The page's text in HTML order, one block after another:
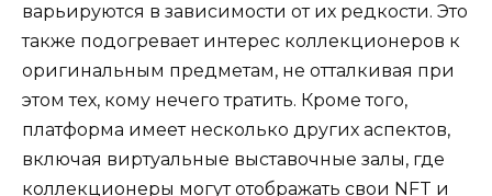
варьируются в зависимости от их редкости. Это
также подогревает интерес коллекционеров к
оригинальным предметам, не отталкивая при
этом тех, кому нечего тратить. Кроме того,
платформа имеет несколько других аспектов,
включая виртуальные выставочные залы, где
коллекционеры могут отображать свои NFT и